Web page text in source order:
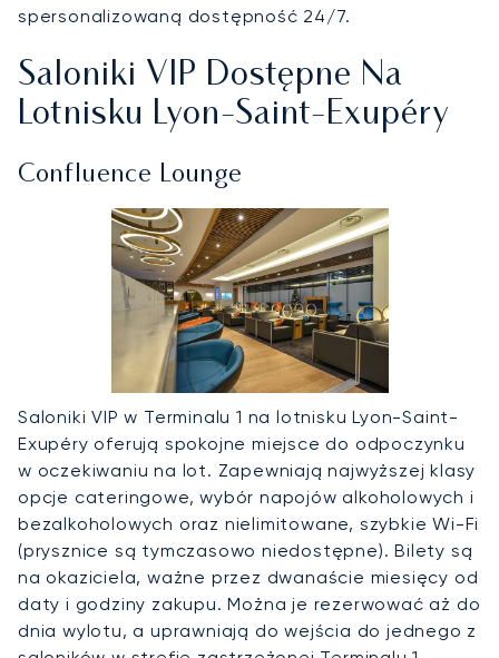
spersonalizowaną dostępność 24/7.
Saloniki VIP Dostępne Na
Lotnisku Lyon-Saint-Exupéry
Confluence Lounge
Saloniki VIP w Terminalu 1 na lotnisku Lyon-Saint-
Exupéry oferują spokojne miejsce do odpoczynku
w oczekiwaniu na lot. Zapewniają najwyższej klasy
opcje cateringowe, wybór napojów alkoholowych i
bezalkoholowych oraz nielimitowane, szybkie Wi-Fi
(prysznice są tymczasowo niedostępne). Bilety są
na okaziciela, ważne przez dwanaście miesięcy od
daty i godziny zakupu. Można je rezerwować aż do
dnia wylotu, a uprawniają do wejścia do jednego z